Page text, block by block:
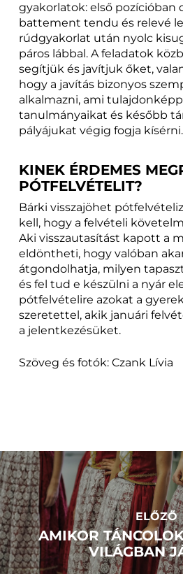
gyakorlatok: első pozícióban
battement tendu és relevé
rúdgyakorlat után nyolc
páros lábbal. A feladatok
segítjük és javítjuk őket,
hogy a javítás bizonyos
alkalmazni, ami
tanulmányaikat és később
pályájukat végig fogja kísérni.
KINEK ÉRDEMES
PÓTFELVÉTELIT?
Bárki visszajöhet
kell, hogy a felvételi
Aki visszautasítást kapott a
eldöntheti, hogy valóban
átgondolhatja, milyen
és fel tud e készülni a nyár
pótfelvételire azokat a
szeretettel, akik januári
a jelentkezésüket.
Szöveg és fotók: Czank Lívia
ELŐZŐ
AMIKOR
VILÁGBAN